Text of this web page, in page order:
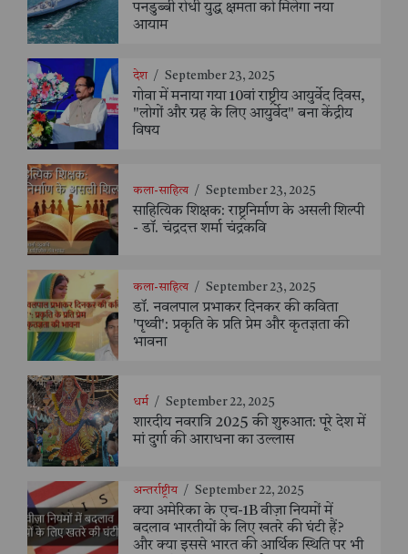
पनडुब्बी रोधी युद्ध क्षमता को मिलेगा नया
आयाम
देश / September 23, 2025
गोवा में मनाया गया 10वां राष्ट्रीय आयुर्वेद दिवस,
"लोगों और ग्रह के लिए आयुर्वेद" बना केंद्रीय
विषय
कला-साहित्य / September 23, 2025
साहित्यिक शिक्षक: राष्ट्रनिर्माण के असली शिल्पी
- डॉ. चंद्रदत्त शर्मा चंद्रकवि
कला-साहित्य / September 23, 2025
डॉ. नवलपाल प्रभाकर दिनकर की कविता
'पृथ्वी': प्रकृति के प्रति प्रेम और कृतज्ञता की
भावना
धर्म / September 22, 2025
शारदीय नवरात्रि 2025 की शुरुआत: पूरे देश में
मां दुर्गा की आराधना का उल्लास
अन्तर्राष्ट्रीय / September 22, 2025
क्या अमेरिका के एच-1B वीज़ा नियमों में
बदलाव भारतीयों के लिए खतरे की घंटी हैं?
और क्या इससे भारत की आर्थिक स्थिति पर भी